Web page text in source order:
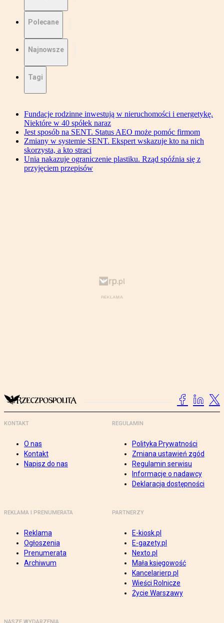
Polecane
Najnowsze
Tagi
Fundacje rodzinne inwestują w nieruchomości i energetykę.
Niektóre w 40 spółek naraz
Jest sposób na SENT. Status AEO może pomóc firmom
Zmiany w systemie SENT. Ekspert wskazuje kto na nich
skorzysta, a kto straci
Unia nakazuje ograniczenie plastiku. Rząd spóźnia się z
przyjęciem przepisów
KONTAKT
O nas
Kontakt
Napisz do nas
REGULAMIN
Polityka Prywatności
Zmiana ustawień zgód
Regulamin serwisu
Informacje o nadawcy
Deklaracja dostępności
REKLAMA I PRENUMERATA
Reklama
Ogłoszenia
Prenumerata
Archiwum
PARTNERZY
E-kiosk.pl
E-gazety.pl
Nexto.pl
Mała księgowość
Kancelarierp.pl
Wieści Rolnicze
Życie Warszawy